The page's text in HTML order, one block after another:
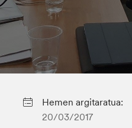
Hemen argitaratua:
20/03/2017